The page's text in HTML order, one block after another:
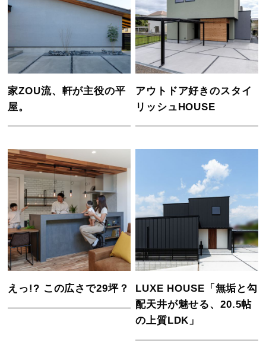
家ZOU流、軒が主役の平
屋。
アウトドア好きのスタイ
リッシュHOUSE
えっ!? この広さで29坪？
LUXE HOUSE「無垢と勾
配天井が魅せる、20.5帖
の上質LDK」